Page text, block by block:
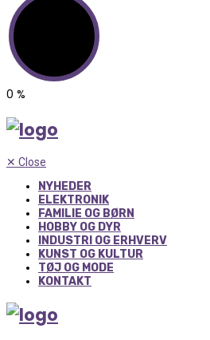
0 %
✕ Close
NYHEDER
ELEKTRONIK
FAMILIE OG BØRN
HOBBY OG DYR
INDUSTRI OG ERHVERV
KUNST OG KULTUR
TØJ OG MODE
KONTAKT